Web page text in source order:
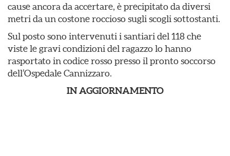
cause ancora da accertare, è precipitato da diversi
metri da un costone roccioso sugli scogli sottostanti.
Sul posto sono intervenuti i santiari del 118 che
viste le gravi condizioni del ragazzo lo hanno
rasportato in codice rosso presso il pronto soccorso
dell’Ospedale Cannizzaro.
IN AGGIORNAMENTO